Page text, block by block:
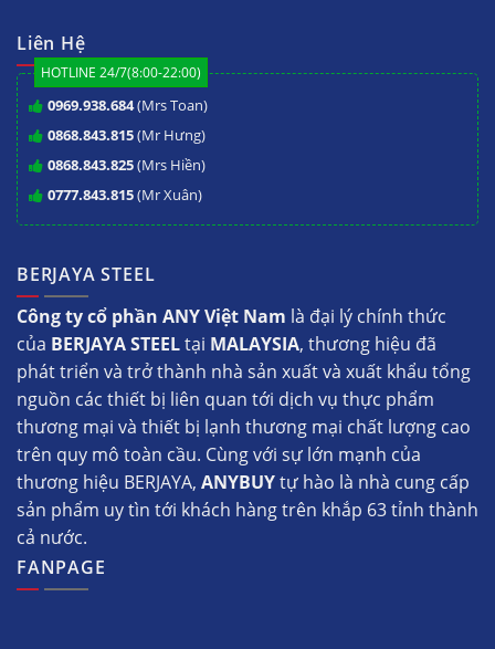
Liên Hệ
HOTLINE 24/7(8:00-22:00)
0969.938.684(Mrs Toan)
0868.843.815(Mr Hưng)
0868.843.825(Mrs Hiền)
0777.843.815(Mr Xuân)
BERJAYA STEEL
Công ty cổ phần ANY Việt Nam là đại lý chính thức
của BERJAYA STEELtại MALAYSIA, thương hiệu đã
phát triển và trở thành nhà sản xuất và xuất khẩu tổng
nguồn các thiết bị liên quan tới dịch vụ thực phẩm
thương mại và thiết bị lạnh thương mại chất lượng cao
trên quy mô toàn cầu. Cùng với sự lớn mạnh của
thương hiệu BERJAYA, ANYBUYtự hào là nhà cung cấp
sản phẩm uy tìn tới khách hàng trên khắp 63 tỉnh thành
cả nước.
FANPAGE